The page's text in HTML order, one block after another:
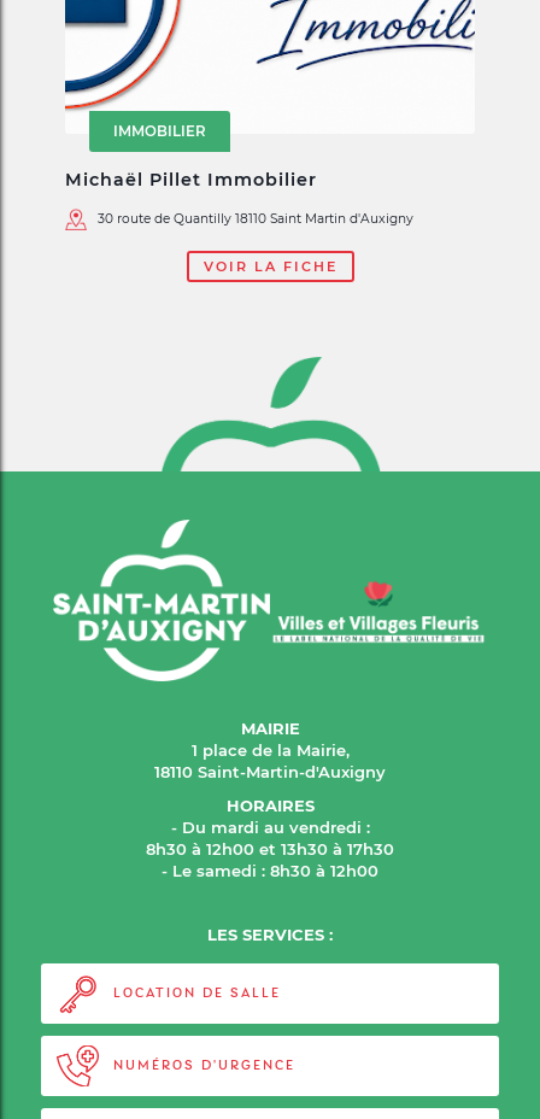
IMMOBILIER
Michaël Pillet Immobilier
30 route de Quantilly 18110 Saint Martin d'Auxigny
VOIR LA FICHE
MAIRIE
1 place de la Mairie,
18110 Saint-Martin-d'Auxigny
HORAIRES
- Du mardi au vendredi :
8h30 à 12h00 et 13h30 à 17h30
- Le samedi : 8h30 à 12h00
LES SERVICES :
LOCATION DE SALLE
NUMÉROS D'URGENCE